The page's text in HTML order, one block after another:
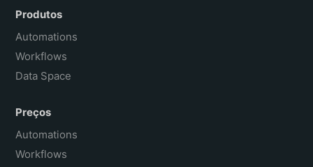
Español
Français
Produtos
Automations
Workflows
Data Space
Preços
Automations
Workflows